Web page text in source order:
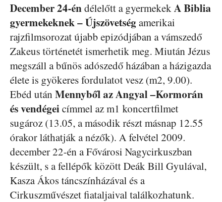
December 24-éndélelőtt a gyermekekA Biblia
gyermekeknek – Újszövetségamerikai
rajzfilmsorozat újabb epizódjában a vámszedő
Zakeus történetét ismerhetik meg. Miután Jézus
megszáll a bűnös adószedő házában a házigazda
élete is gyökeres fordulatot vesz (m2, 9.00).
Ebéd után Mennyből az Angyal –Kormorán
és vendégeicímmel az m1 koncertfilmet
sugároz (13.05, a második részt másnap 12.55
órakor láthatják a nézők). A felvétel 2009.
december 22-én a Fővárosi Nagycirkuszban
készült, s a fellépők között Deák Bill Gyulával,
Kasza Ákos táncszínházával és a
Cirkuszművészet fiataljaival találkozhatunk.